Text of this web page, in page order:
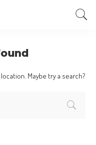
Maybe try a search?